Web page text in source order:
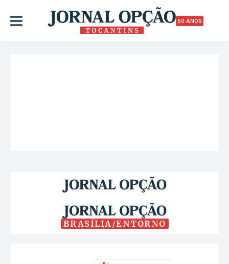
50 ANOS
BRASÍLIA/ENTORNO